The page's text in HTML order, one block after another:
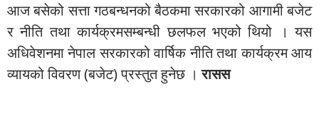
आज बसेको सत्ता गठबन्धनको बैठकमा सरकारको आगामी बजेट
र नीति तथा कार्यक्रमसम्बन्धी छलफल भएको थियो । यस
अधिवेशनमा नेपाल सरकारको वार्षिक नीति तथा कार्यक्रम आय
व्यायको विवरण (बजेट) प्रस्तुत हुनेछ ।रासस